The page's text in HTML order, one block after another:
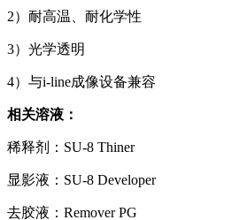
2）耐高温、耐化学性
3）光学透明
4）与i-line成像设备兼容
相关溶液：
稀释剂：SU-8 Thiner
显影液：SU-8 Developer
去胶液：Remover PG